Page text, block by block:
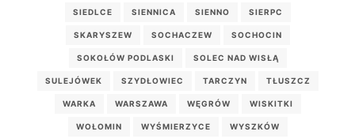
SIEDLCE SIENNICA SIENNO SIERPC
SKARYSZEW SOCHACZEW SOCHOCIN
SOKOŁÓW PODLASKI SOLEC NAD WISŁĄ
SULEJÓWEK SZYDŁOWIEC TARCZYN TŁUSZCZ
WARKA WARSZAWA WĘGRÓW WISKITKI
WOŁOMIN WYŚMIERZYCE WYSZKÓW